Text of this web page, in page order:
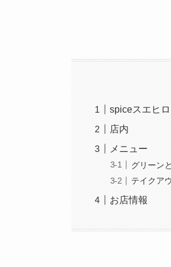
spiceスエヒロ
店内
メニュー
グリーン
テイクア
お店情報